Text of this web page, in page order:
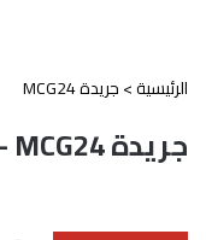
الرئيسية>جريدة MCG24
جريدة MCG24 – العدد 12